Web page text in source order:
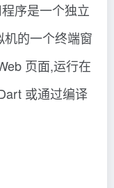
序是一个独立
的一个终端窗
页面,运行在
或通过编译